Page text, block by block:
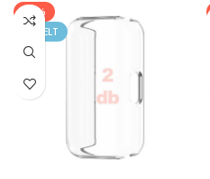
-40%
KIEMELT